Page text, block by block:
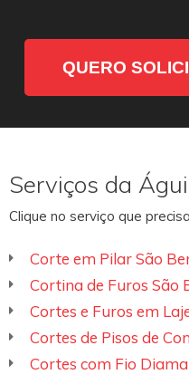
QUERO
Serviços da
Clique no serviço que
Corte em Pilar São
Cortina de Furos São
Cortes e Furos em
Cortes de Pisos de
Cortes com Fio